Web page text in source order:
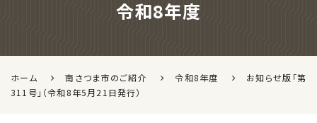
令和8年度
ホーム 南さつま市のご紹介 令和8年度
お知らせ版「第
311号」（令和8年5月21日発行）